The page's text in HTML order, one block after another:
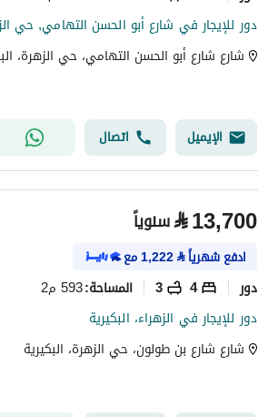
شارع شارع أبو الحسن التهامي، حي الزهرة،
الإيميل اتصال
⃁13,700 سنوياً
ادفع شهرياً⃁
1,222مع
دور 4
3 المساحة:593 م2
دور للإيجار في الزهراء، البكيرية
شارع شارع بن طولون، حي الزهرة، البكيرية